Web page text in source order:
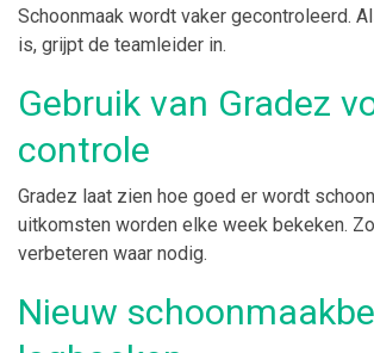
Schoonmaak wordt vaker gecontroleerd.
is, grijpt de teamleider in.
Gebruik van Gradez
controle
Gradez laat zien hoe goed er wordt
uitkomsten worden elke week bekeken.
verbeteren waar nodig.
Nieuw